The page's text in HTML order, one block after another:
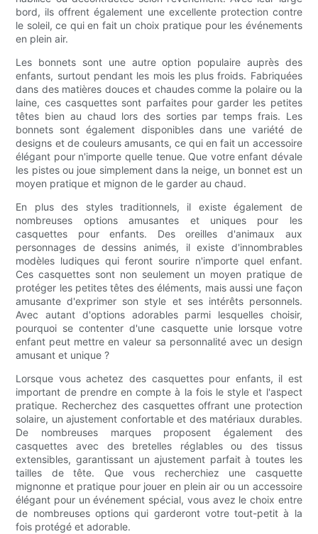
bord, ils offrent également une excellente protection contre
le soleil, ce qui en fait un choix pratique pour les événements
en plein air.
Les bonnets sont une autre option populaire auprès des
enfants, surtout pendant les mois les plus froids. Fabriquées
dans des matières douces et chaudes comme la polaire ou la
laine, ces casquettes sont parfaites pour garder les petites
têtes bien au chaud lors des sorties par temps frais. Les
bonnets sont également disponibles dans une variété de
designs et de couleurs amusants, ce qui en fait un accessoire
élégant pour n'importe quelle tenue. Que votre enfant dévale
les pistes ou joue simplement dans la neige, un bonnet est un
moyen pratique et mignon de le garder au chaud.
En plus des styles traditionnels, il existe également de
nombreuses options amusantes et uniques pour les
casquettes pour enfants. Des oreilles d'animaux aux
personnages de dessins animés, il existe d'innombrables
modèles ludiques qui feront sourire n'importe quel enfant.
Ces casquettes sont non seulement un moyen pratique de
protéger les petites têtes des éléments, mais aussi une façon
amusante d'exprimer son style et ses intérêts personnels.
Avec autant d'options adorables parmi lesquelles choisir,
pourquoi se contenter d'une casquette unie lorsque votre
enfant peut mettre en valeur sa personnalité avec un design
amusant et unique ?
Lorsque vous achetez des casquettes pour enfants, il est
important de prendre en compte à la fois le style et l'aspect
pratique. Recherchez des casquettes offrant une protection
solaire, un ajustement confortable et des matériaux durables.
De nombreuses marques proposent également des
casquettes avec des bretelles réglables ou des tissus
extensibles, garantissant un ajustement parfait à toutes les
tailles de tête. Que vous recherchiez une casquette
mignonne et pratique pour jouer en plein air ou un accessoire
élégant pour un événement spécial, vous avez le choix entre
de nombreuses options qui garderont votre tout-petit à la
fois protégé et adorable.